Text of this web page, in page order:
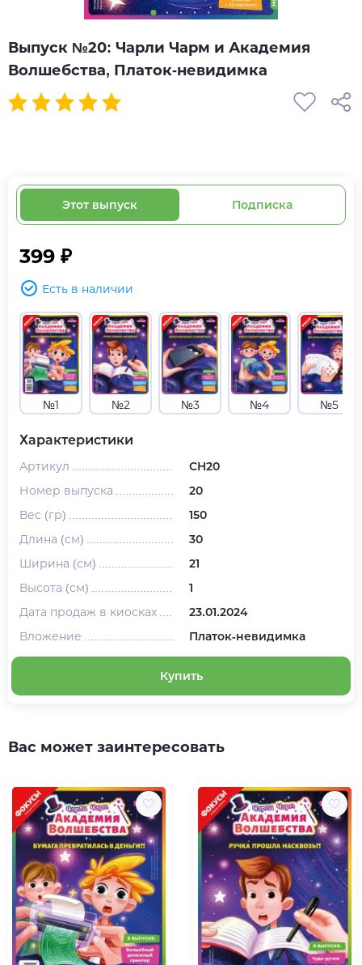
Выпуск №20: Чарли Чарм и Академия
Волшебства, Платок-невидимка
Этот выпуск Подписка
399 ₽
Есть в наличии
№1 №2 №3 №4 №5
Характеристики
Артикул
CH20
Номер выпуска
20
Вес (гр)
150
Длина (см)
30
Ширина (см)
21
Высота (см)
1
Дата продаж в киосках
23.01.2024
Вложение
Платок-невидимка
Купить
Вас может заинтересовать